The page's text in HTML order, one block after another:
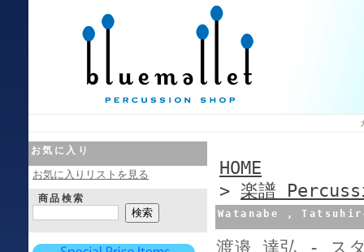
お気に入り
お気に入りリストを見る
商品検索
HOME
> 楽譜
Watanabe , Tatsuhiro -
渡邉 達弘 - スタ